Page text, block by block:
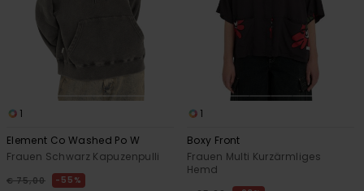
1
Element Co Washed Po W
Frauen Schwarz Kapuzenpulli
€ 75,00 55%
1
Boxy Front
Frauen Multi Kurzärmliges
Hemd